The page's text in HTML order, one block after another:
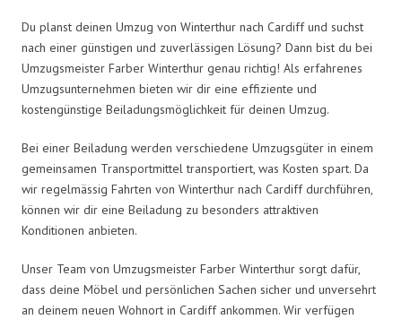
Du planst deinen Umzug von Winterthur nach Cardiff und suchst
nach einer günstigen und zuverlässigen Lösung? Dann bist du bei
Umzugsmeister Farber Winterthur genau richtig! Als erfahrenes
Umzugsunternehmen bieten wir dir eine effiziente und
kostengünstige Beiladungsmöglichkeit für deinen Umzug.
Bei einer Beiladung werden verschiedene Umzugsgüter in einem
gemeinsamen Transportmittel transportiert, was Kosten spart. Da
wir regelmässig Fahrten von Winterthur nach Cardiff durchführen,
können wir dir eine Beiladung zu besonders attraktiven
Konditionen anbieten.
Unser Team von Umzugsmeister Farber Winterthur sorgt dafür,
dass deine Möbel und persönlichen Sachen sicher und unversehrt
an deinem neuen Wohnort in Cardiff ankommen. Wir verfügen